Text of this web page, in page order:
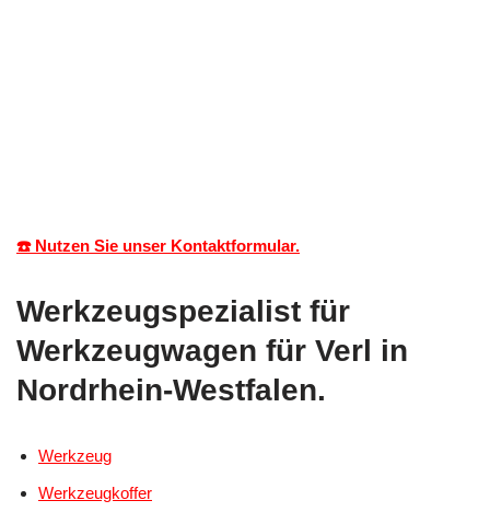
☎️ Nutzen Sie unser Kontaktformular.
Werkzeugspezialist für
Werkzeugwagen für Verl in
Nordrhein-Westfalen.
Werkzeug
Werkzeugkoffer